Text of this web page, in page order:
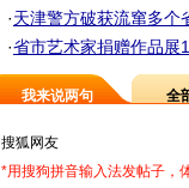
·天津警方破获流窜多个
·省市艺术家捐赠作品展
我来说两句 全
*用搜狗拼音输入法发帖子，